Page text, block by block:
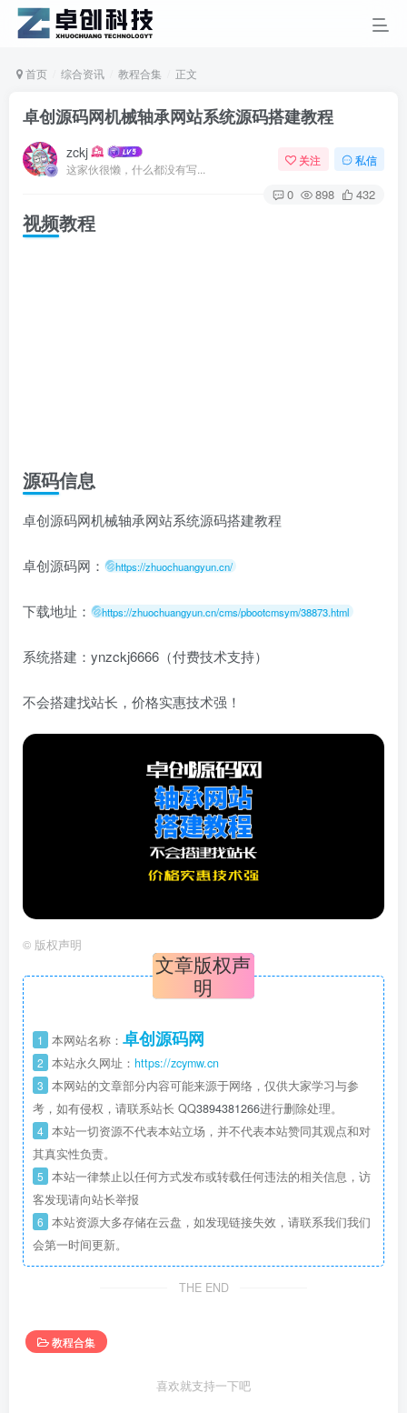
首页 综合资讯 教程合集 正文
卓创源码网机械轴承网站系统源码搭建教程
zckj
这家伙很懒，什么都没有写...
关注 私信
0 898 432
视频教程
源码信息
卓创源码网机械轴承网站系统源码搭建教程
卓创源码网： https://zhuochuangyun.cn/
下载地址： https://zhuochuangyun.cn/cms/pbootcmsym/38873.html
系统搭建：ynzckj6666（付费技术支持）
不会搭建找站长，价格实惠技术强！
© 版权声明
文章版权声
明
1 本网站名称： 卓创源码网
2 本站永久网址： https://zcymw.cn
3 本网站的文章部分内容可能来源于网络，仅供大家学习与参
考，如有侵权，请联系站长 QQ3894381266进行删除处理。
4 本站一切资源不代表本站立场，并不代表本站赞同其观点和对
其真实性负责。
5 本站一律禁止以任何方式发布或转载任何违法的相关信息，访
客发现请向站长举报
6 本站资源大多存储在云盘，如发现链接失效，请联系我们我们
会第一时间更新。
THE END
教程合集
喜欢就支持一下吧